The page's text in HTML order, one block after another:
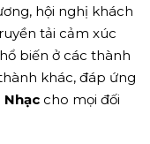
hội nghị khách
tải cảm xúc
biến ở các thành
khác, đáp ứng
Nhạc cho mọi đối